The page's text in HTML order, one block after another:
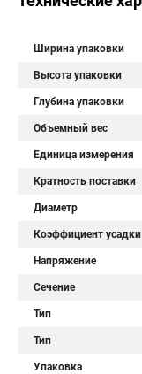
Ширина упаковки
Высота упаковки
Глубина упаковки
Объемный вес
Единица измерения
Кратность поставки
Диаметр
Коэффициент усадки
Напряжение
Сечение
Тип
Тип
Упаковка